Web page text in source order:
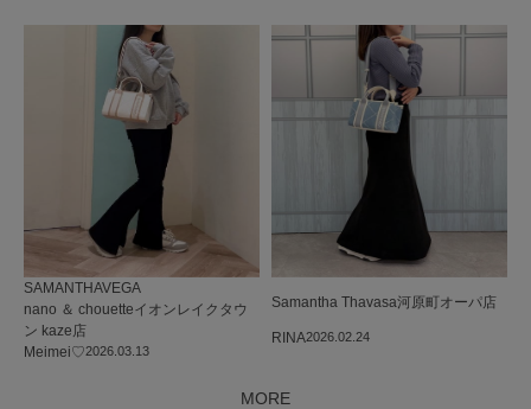
2026.03.13
SAMANTHAVEGA
nano ＆ chouetteイオンレイクタウ
ン kaze店
Meimei♡
2026.02.24
Samantha Thavasa河原町オーパ店
RINA
MORE